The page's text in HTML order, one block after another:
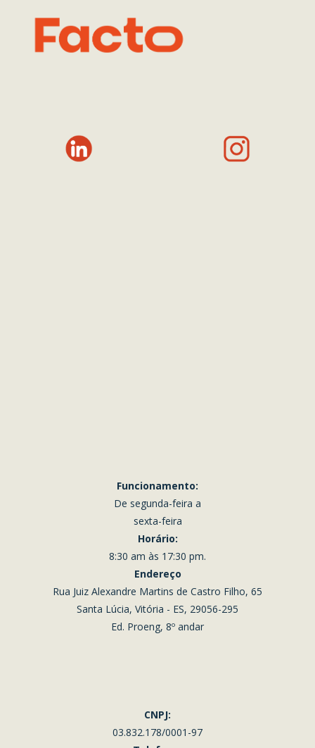
Funcionamento:
De segunda-feira a
sexta-feira
Horário:
8:30 am às 17:30 pm.
Endereço
Rua Juiz Alexandre Martins de Castro Filho, 65
Santa Lúcia, Vitória - ES, 29056-295
Ed. Proeng, 8º andar
CNPJ:
03.832.178/0001-97